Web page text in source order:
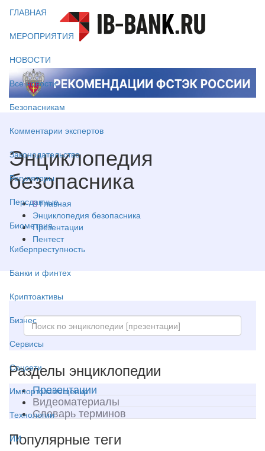
ГЛАВНАЯ
МЕРОПРИЯТИЯ
НОВОСТИ
Все новости
Безопасникам
Комментарии экспертов
Законодательство
Регуляторы
Персданные
Биометрия
Киберпреступность
Банки и финтех
Криптоактивы
Бизнес
Сервисы
Соцсети
Импортозамещение
Технологии
ИИ
Энциклопедия
безопасника
Главная
Энциклопедия безопасника
Презентации
Пентест
Разделы энциклопедии
Презентации
Видеоматериалы
Словарь терминов
Популярные теги